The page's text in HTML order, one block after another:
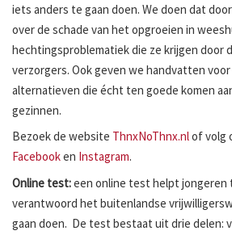
iets anders te gaan doen. We doen dat
over de schade van het opgroeien in
hechtingsproblematiek die ze krijgen door
verzorgers. Ook geven we handvatten
alternatieven die écht ten goede komen
gezinnen.
Bezoek de website ThnxNoThnx.nlof volg
Facebooken Instagram.
Online test:een online test helpt jongeren
verantwoord het buitenlandse
gaan doen. De test bestaat uit drie delen: